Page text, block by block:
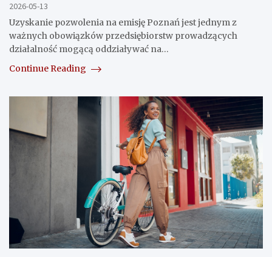
2026-05-13
Uzyskanie pozwolenia na emisję Poznań jest jednym z
ważnych obowiązków przedsiębiorstw prowadzących
działalność mogącą oddziaływać na…
Continue Reading